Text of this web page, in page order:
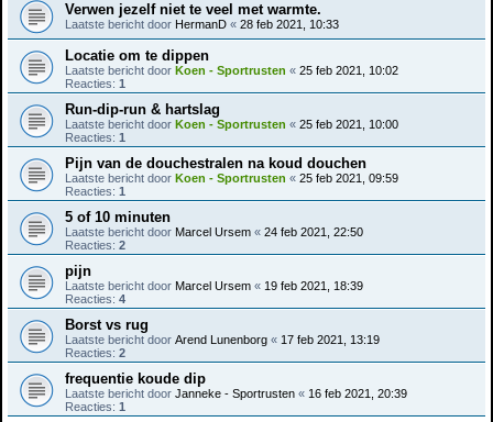
Verwen jezelf niet te veel met warmte.
Laatste bericht door HermanD « 28 feb 2021, 10:33
Locatie om te dippen
Laatste bericht door Koen - Sportrusten « 25 feb 2021, 10:02
Reacties: 1
Run-dip-run & hartslag
Laatste bericht door Koen - Sportrusten « 25 feb 2021, 10:00
Reacties: 1
Pijn van de douchestralen na koud douchen
Laatste bericht door Koen - Sportrusten « 25 feb 2021, 09:59
Reacties: 1
5 of 10 minuten
Laatste bericht door Marcel Ursem « 24 feb 2021, 22:50
Reacties: 2
pijn
Laatste bericht door Marcel Ursem « 19 feb 2021, 18:39
Reacties: 4
Borst vs rug
Laatste bericht door Arend Lunenborg « 17 feb 2021, 13:19
Reacties: 2
frequentie koude dip
Laatste bericht door Janneke - Sportrusten « 16 feb 2021, 20:39
Reacties: 1